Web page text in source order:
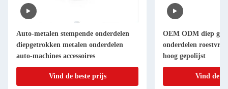
Auto-metalen stempende onderdelen
diepgetrokken metalen onderdelen
auto-machines accessoires
Vind de beste prijs
OEM ODM diep
onderdelen roestvrij
hoog gepolijst
Vind de